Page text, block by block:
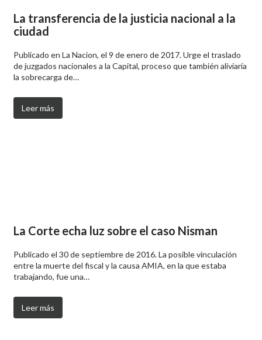
La transferencia de la justicia nacional a la
ciudad
Publicado en La Nacion, el 9 de enero de 2017. Urge el traslado
de juzgados nacionales a la Capital, proceso que también aliviaría
la sobrecarga de…
Leer más
La Corte echa luz sobre el caso Nisman
Publicado el 30 de septiembre de 2016. La posible vinculación
entre la muerte del fiscal y la causa AMIA, en la que estaba
trabajando, fue una…
Leer más